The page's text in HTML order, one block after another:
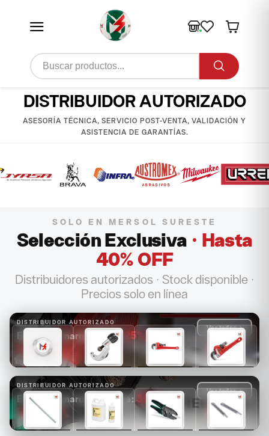
DISTRIBUIDOR AUTORIZADO
ASESORÍA TÉCNICA, SERVICIO POST-VENTA, VALIDACIÓN Y
ASISTENCIA DE GARANTÍAS.
SOLO EN MERSOL SURESTE
Selección Exclusiva · Hasta
40% OFF
Distribuidores autorizados · Stock disponible ·
Precios solo en línea
DISTRIBUIDOR AUTORIZADO
En toda la marca Ridgid: 25%
Descuento
Ver todos →
$1,261 $817 $878 $985
DISTRIBUIDOR AUTORIZADO
En toda la marca Greenlee: 30%
Descuento
Ver todos →